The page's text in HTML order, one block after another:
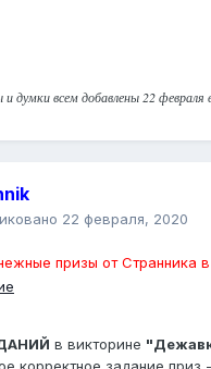
думки всем добавлены 22 февраля
22 февраля, 2020
призы от Странника в
в викторине
корректное задание приз -